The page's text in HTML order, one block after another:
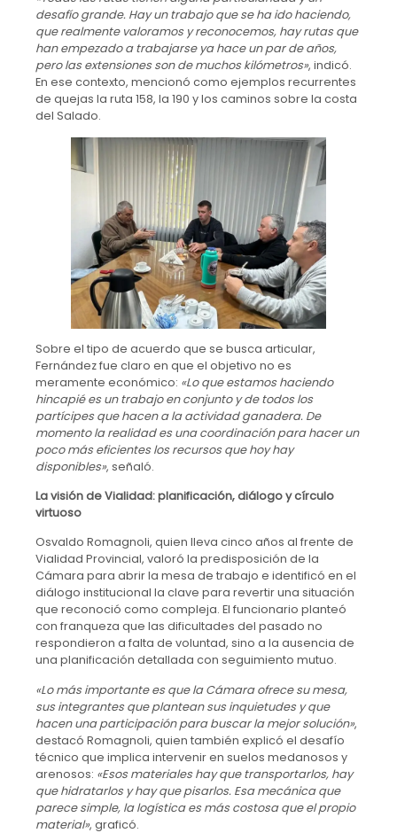
desafío grande. Hay un trabajo que se ha ido haciendo,
que realmente valoramos y reconocemos, hay rutas que
han empezado a trabajarse ya hace un par de años,
pero las extensiones son de muchos kilómetros», indicó.
En ese contexto, mencionó como ejemplos recurrentes
de quejas la ruta 158, la 190 y los caminos sobre la costa
del Salado.
Sobre el tipo de acuerdo que se busca articular,
Fernández fue claro en que el objetivo no es
meramente económico: «Lo que estamos haciendo
hincapié es un trabajo en conjunto y de todos los
partícipes que hacen a la actividad ganadera. De
momento la realidad es una coordinación para hacer un
poco más eficientes los recursos que hoy hay
disponibles», señaló.
La visión de Vialidad: planificación, diálogo y círculo
virtuoso
Osvaldo Romagnoli, quien lleva cinco años al frente de
Vialidad Provincial, valoró la predisposición de la
Cámara para abrir la mesa de trabajo e identificó en el
diálogo institucional la clave para revertir una situación
que reconoció como compleja. El funcionario planteó
con franqueza que las dificultades del pasado no
respondieron a falta de voluntad, sino a la ausencia de
una planificación detallada con seguimiento mutuo.
«Lo más importante es que la Cámara ofrece su mesa,
sus integrantes que plantean sus inquietudes y que
hacen una participación para buscar la mejor solución»,
destacó Romagnoli, quien también explicó el desafío
técnico que implica intervenir en suelos medanosos y
arenosos: «Esos materiales hay que transportarlos, hay
que hidratarlos y hay que pisarlos. Esa mecánica que
parece simple, la logística es más costosa que el propio
material», graficó.